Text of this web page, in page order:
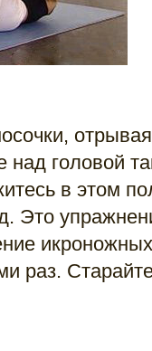
над головой
в этом
Это
раз.